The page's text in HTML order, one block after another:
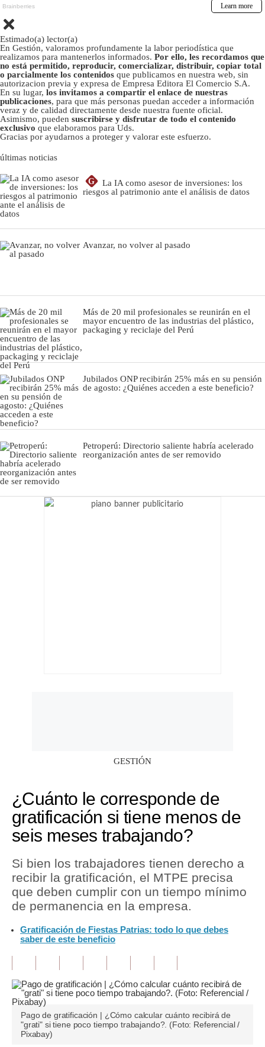
Estimado(a) lector(a)
En Gestión, valoramos profundamente la labor periodística que
realizamos para mantenerlos informados. Por ello, les recordamos que
no está permitido, reproducir, comercializar, distribuir, copiar total
o parcialmente los contenidos que publicamos en nuestra web, sin
autorizacion previa y expresa de Empresa Editora El Comercio S.A.
En su lugar, los invitamos a compartir el enlace de nuestras
publicaciones, para que más personas puedan acceder a información
veraz y de calidad directamente desde nuestra fuente oficial.
Asimismo, pueden suscribirse y disfrutar de todo el contenido
exclusivo que elaboramos para Uds.
Gracias por ayudarnos a proteger y valorar este esfuerzo.
últimas noticias
G
La IA como asesor de inversiones: los
riesgos al patrimonio ante el análisis de datos
Avanzar, no volver al pasado
Más de 20 mil profesionales se reunirán en el
mayor encuentro de las industrias del plástico,
packaging y reciclaje del Perú
Jubilados ONP recibirán 25% más en su pensión
de agosto: ¿Quiénes acceden a este beneficio?
Petroperú: Directorio saliente habría acelerado
reorganización antes de ser removido